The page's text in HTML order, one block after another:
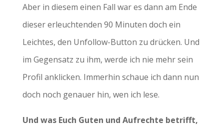
Aber in diesem einen Fall war es dann am Ende
dieser erleuchtenden 90 Minuten doch ein
Leichtes, den Unfollow-Button zu drücken. Und
im Gegensatz zu ihm, werde ich nie mehr sein
Profil anklicken. Immerhin schaue ich dann nun
doch noch genauer hin, wen ich lese.
Und was Euch Guten und Aufrechte betrifft,